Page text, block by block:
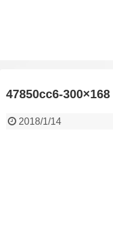
47850cc6-300×168
2018/1/14